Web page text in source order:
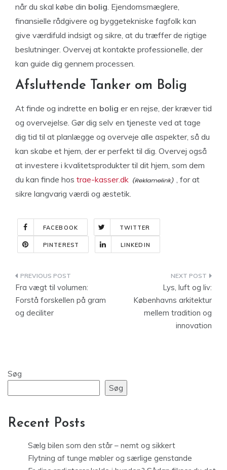
når du skal købe din bolig . Ejendomsmæglere,
finansielle rådgivere og byggetekniske fagfolk kan
give værdifuld indsigt og sikre, at du træffer de rigtige
beslutninger. Overvej at kontakte professionelle, der
kan guide dig gennem processen.
Afsluttende Tanker om Bolig
At finde og indrette en bolig er en rejse, der kræver tid
og overvejelse. Gør dig selv en tjeneste ved at tage
dig tid til at planlægge og overveje alle aspekter, så du
kan skabe et hjem, der er perfekt til dig. Overvej også
at investere i kvalitetsprodukter til dit hjem, som dem
du kan finde hos trae-kasser.dk
, for at
sikre langvarig værdi og æstetik.
FACEBOOK TWITTER
PINTEREST LINKEDIN
Indlægsnavigation
Fra vægt til volumen:
Forstå forskellen på gram
og deciliter
Lys, luft og liv:
Københavns arkitektur
mellem tradition og
innovation
Søg
Søg
Recent Posts
Sælg bilen som den står – nemt og sikkert
Flytning af tunge møbler og særlige genstande